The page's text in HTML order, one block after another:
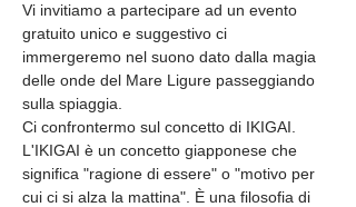
Vi invitiamo a partecipare ad un evento
gratuito unico e suggestivo ci
immergeremo nel suono dato dalla magia
delle onde del Mare Ligure passeggiando
sulla spiaggia.
Ci confrontermo sul concetto di IKIGAI.
L'IKIGAI è un concetto giapponese che
significa "ragione di essere" o "motivo per
cui ci si alza la mattina". È una filosofia di